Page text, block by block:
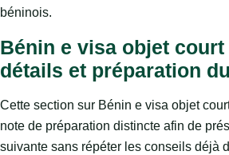
béninois.
Bénin e visa objet court
détails et préparation
Cette section sur Bénin e visa objet
note de préparation distincte afin de
suivante sans répéter les conseils déjà